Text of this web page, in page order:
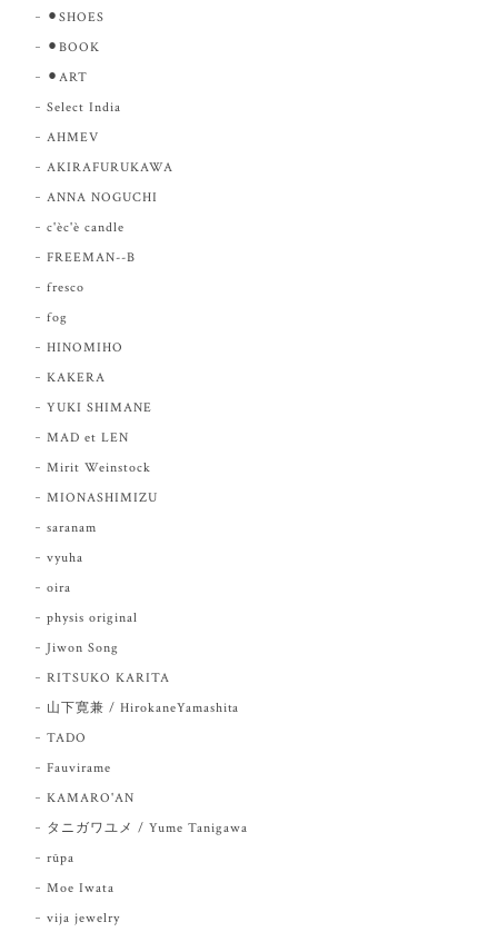
⚫︎SHOES
⚫︎BOOK
⚫︎ART
Select India
AHMEV
AKIRAFURUKAWA
ANNA NOGUCHI
c'èc'è candle
FREEMAN--B
fresco
fog
HINOMIHO
KAKERA
YUKI SHIMANE
MAD et LEN
Mirit Weinstock
MIONASHIMIZU
saranam
vyuha
oira
physis original
Jiwon Song
RITSUKO KARITA
山下寛兼 / HirokaneYamashita
TADO
Fauvirame
KAMARO'AN
タニガワユメ / Yume Tanigawa
rūpa
Moe Iwata
vija jewelry